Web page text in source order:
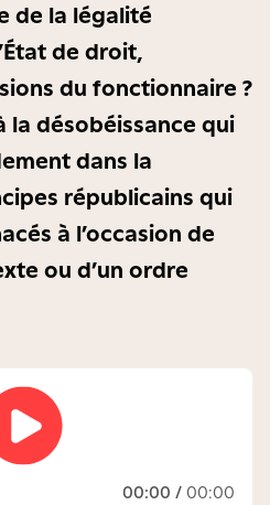
de la légalité
de droit,
du fonctionnaire ?
désobéissance qui
dans la
républicains qui
à l’occasion de
ou d’un ordre
00:00 / 00:00